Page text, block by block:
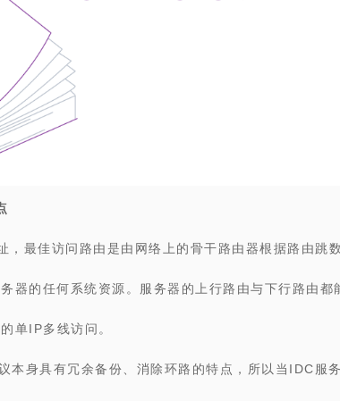
，最佳访问路由是由网络上的骨干路由器根据路由跳
器的任何系统资源。服务器的上行路由与下行路由都
单IP多线访问。
本身具有冗余备份、消除环路的特点，所以当IDC服